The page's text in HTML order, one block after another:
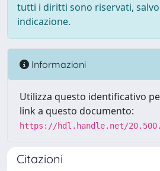
tutti i diritti sono riservati,
indicazione.
Informazioni
Utilizza questo identificativo
link a questo documento:
https://hdl.handle.net/
Citazioni